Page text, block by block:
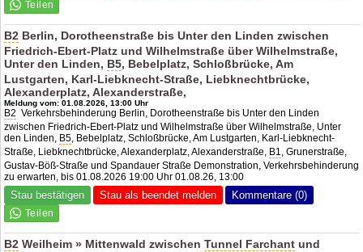
B2 Berlin, Dorotheenstraße bis Unter den Linden zwischen
Friedrich-Ebert-Platz und Wilhelmstraße über Wilhelmstraße,
Unter den Linden, B5, Bebelplatz, Schloßbrücke, Am
Lustgarten, Karl-Liebknecht-Straße, Liebknechtbrücke,
Alexanderplatz, Alexanderstraße,
Meldung vom: 01.08.2026, 13:00 Uhr
B2 Verkehrsbehinderung Berlin, Dorotheenstraße bis Unter den Linden
zwischen Friedrich-Ebert-Platz und Wilhelmstraße über Wilhelmstraße, Unter
den Linden, B5, Bebelplatz, Schloßbrücke, Am Lustgarten, Karl-Liebknecht-
Straße, Liebknechtbrücke, Alexanderplatz, Alexanderstraße, B1, Grunerstraße,
Gustav-Böß-Straße und Spandauer Straße Demonstration, Verkehrsbehinderung
zu erwarten, bis 01.08.2026 19:00 Uhr 01.08.26, 13:00
Stau bestätigen Stau als beendet melden Kommentare (0)
B2 Weilheim » Mittenwald zwischenTunnel Farchant und